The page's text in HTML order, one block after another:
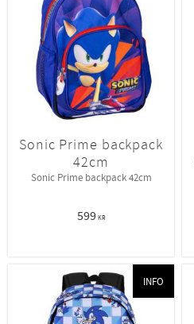
Sonic Prime backpack
42cm
Sonic Prime backpack 42cm
599KR
INFO